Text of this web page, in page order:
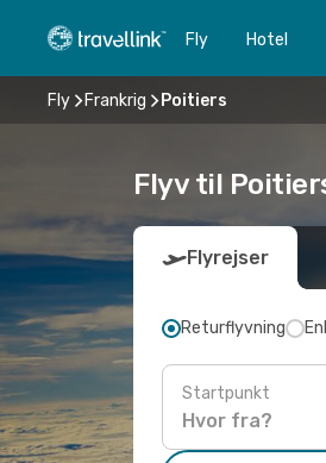
Fly Hotel
Fly Frankrig Poitiers
Flyv til
Flyrejser
Returflyvning
Startpunkt